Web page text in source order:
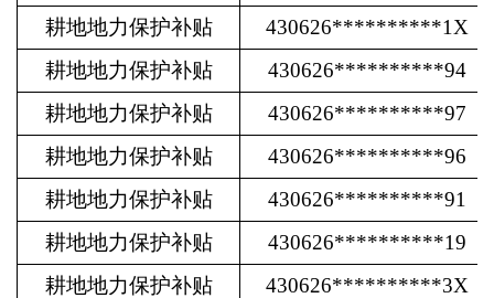
耕地地力保护补贴
430626**********1X
耕地地力保护补贴
430626**********94
耕地地力保护补贴
430626**********97
耕地地力保护补贴
430626**********96
耕地地力保护补贴
430626**********91
耕地地力保护补贴
430626**********19
耕地地力保护补贴
430626**********3X